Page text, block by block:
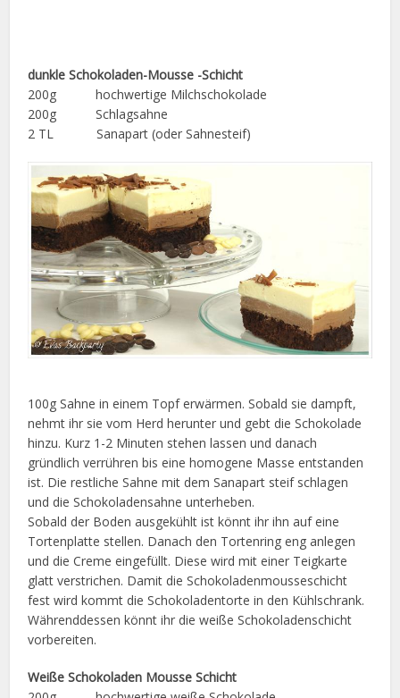
dunkle Schokoladen-Mousse -Schicht
200g hochwertige Milchschokolade
200g Schlagsahne
2 TL Sanapart (oder Sahnesteif)
100g Sahne in einem Topf erwärmen. Sobald sie dampft,
nehmt ihr sie vom Herd herunter und gebt die Schokolade
hinzu. Kurz 1-2 Minuten stehen lassen und danach
gründlich verrühren bis eine homogene Masse entstanden
ist. Die restliche Sahne mit dem Sanapart steif schlagen
und die Schokoladensahne unterheben.
Sobald der Boden ausgekühlt ist könnt ihr ihn auf eine
Tortenplatte stellen. Danach den Tortenring eng anlegen
und die Creme eingefüllt. Diese wird mit einer Teigkarte
glatt verstrichen. Damit die Schokoladenmousseschicht
fest wird kommt die Schokoladentorte in den Kühlschrank.
Währenddessen könnt ihr die weiße Schokoladenschicht
vorbereiten.
Weiße Schokoladen Mousse Schicht